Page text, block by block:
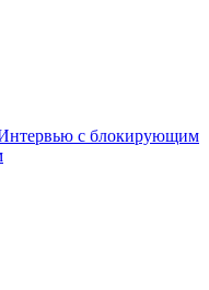
с блокирующим